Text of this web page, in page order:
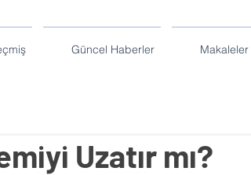
Güncel Haberler Makaleler
Uzatır mı?